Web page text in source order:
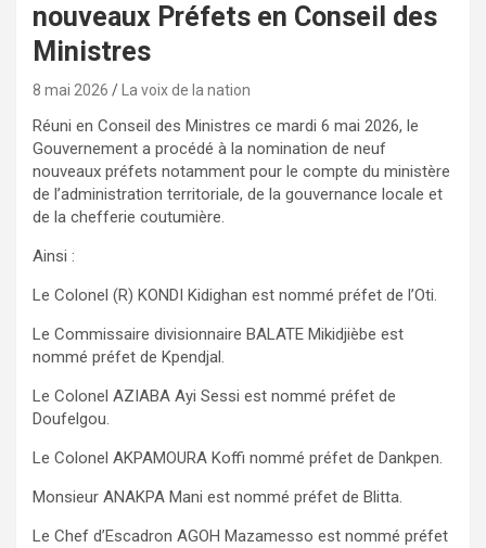
nouveaux Préfets en Conseil des
Ministres
8 mai 2026 La voix de la nation
Réuni en Conseil des Ministres ce mardi 6 mai 2026, le
Gouvernement a procédé à la nomination de neuf
nouveaux préfets notamment pour le compte du ministère
de l’administration territoriale, de la gouvernance locale et
de la chefferie coutumière.
Ainsi :
Le Colonel (R) KONDI Kidighan est nommé préfet de l’Oti.
Le Commissaire divisionnaire BALATE Mikidjièbe est
nommé préfet de Kpendjal.
Le Colonel AZIABA Ayi Sessi est nommé préfet de
Doufelgou.
Le Colonel AKPAMOURA Koffi nommé préfet de Dankpen.
Monsieur ANAKPA Mani est nommé préfet de Blitta.
Le Chef d’Escadron AGOH Mazamesso est nommé préfet